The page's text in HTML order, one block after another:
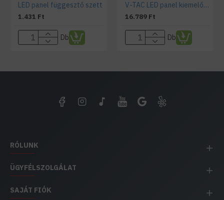
LED panel függesztő szett
1.431 Ft
Db
V-TAC LED panel kiemelő keret 600x600x55 mm fehér
16.789 Ft
Db
RÓLUNK
ÜGYFÉLSZOLGÁLAT
SAJÁT FIÓK